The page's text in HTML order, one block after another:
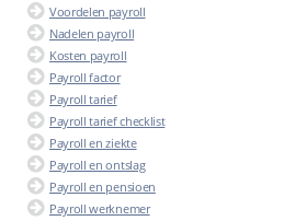
Voordelen payroll
Nadelen payroll
Kosten payroll
Payroll factor
Payroll tarief
Payroll tarief checklist
Payroll en ziekte
Payroll en ontslag
Payroll en pensioen
Payroll werknemer